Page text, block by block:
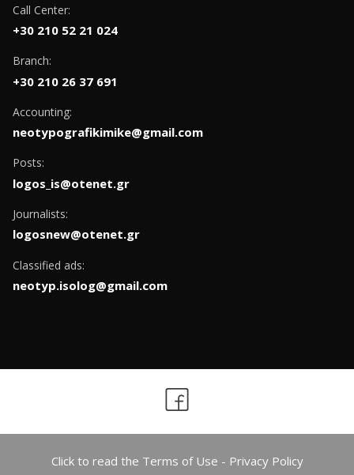
Call Center:
+30 210 52 21 024
Branch:
+30 210 26 37 691
Accounting:
neotypografikimike@gmail.com
Posts:
logos_is@otenet.gr
Journalists:
logosnew@otenet.gr
Classified ads:
neotyp.isolog@gmail.com
Click to read the Terms of Use - Privacy Policy